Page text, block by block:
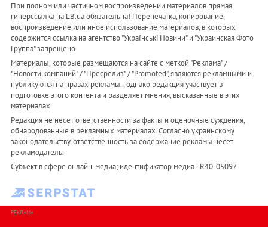
При полном или частичном воспроизведении материалов прямая
гиперссылка на LB.ua обязательна! Перепечатка, копирование,
воспроизведение или иное использование материалов, в которых
содержится ссылка на агентство "Українськi Новини" и "Украинская Фото
Группа" запрещено.
Материалы, которые размещаются на сайте с меткой "Реклама" /
"Новости компаний" / "Пресрелиз" / "Promoted", являются рекламными и
публикуются на правах рекламы. , однако редакция участвует в
подготовке этого контента и разделяет мнения, высказанные в этих
материалах.
Редакция не несет ответственности за факты и оценочные суждения,
обнародованные в рекламных материалах. Согласно украинскому
законодательству, ответственность за содержание рекламы несет
рекламодатель.
Субъект в сфере онлайн-медиа; идентификатор медиа - R40-05097
РЕКЛАМА